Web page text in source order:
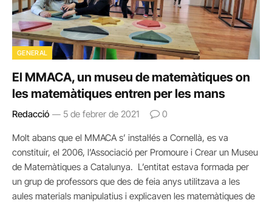
GENERAL
El MMACA, un museu de matemàtiques on
les matemàtiques entren per les mans
Redacció 5 de febrer de 2021 0
Molt abans que el MMACA s’ instal·lés a Cornellà, es va
constituir, el 2006, l’Associació per Promoure i Crear un Museu
de Matemàtiques a Catalunya. L’entitat estava formada per
un grup de professors que des de feia anys utilitzava a les
aules materials manipulatius i explicaven les matemàtiques de